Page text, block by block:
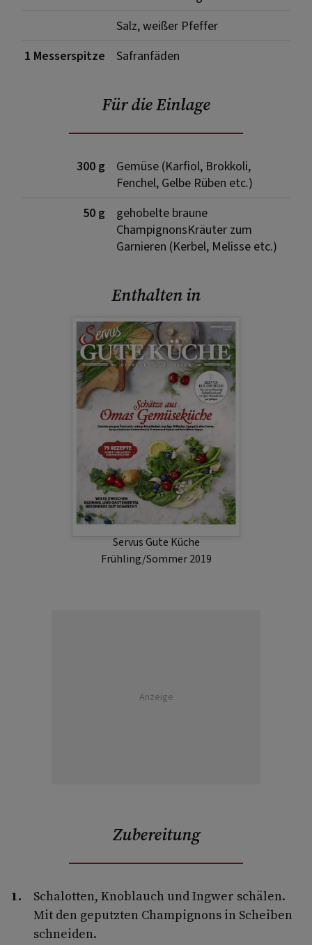
Salz, weißer Pfeffer
1 Messerspitze
Safranfäden
Für die Einlage
300 g
Gemüse (Karfiol, Brokkoli,
Fenchel, Gelbe Rüben etc.)
50 g
gehobelte braune
ChampignonsKräuter zum
Garnieren (Kerbel, Melisse etc.)
Enthalten in
Servus Gute Küche
Frühling/Sommer 2019
Anzeige
Zubereitung
Schalotten, Knoblauch und Ingwer schälen.
Mit den geputzten Champignons in Scheiben
schneiden.